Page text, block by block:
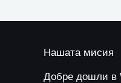
Нашата мисия
Добре дошли в